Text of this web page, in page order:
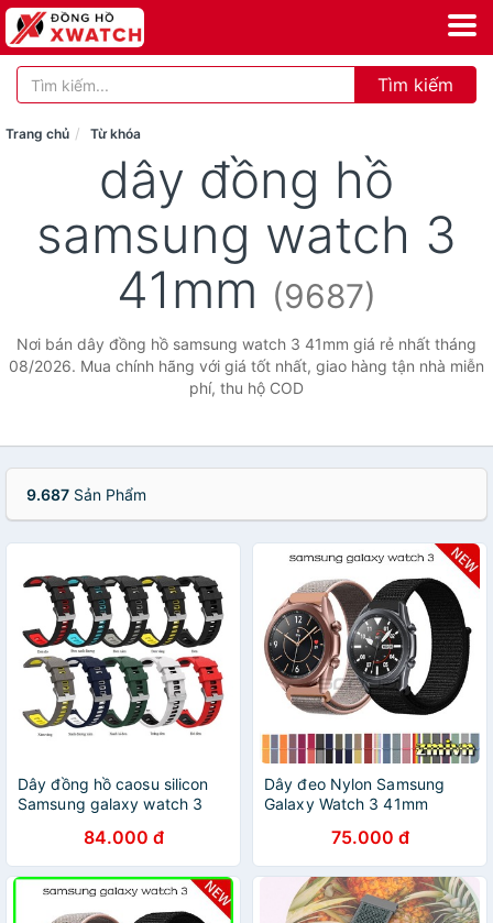
Tìm kiếm
Trang chủ Từ khóa
dây đồng hồ
samsung watch 3
41mm (9687)
Nơi bán dây đồng hồ samsung watch 3 41mm giá rẻ nhất tháng
08/2026. Mua chính hãng với giá tốt nhất, giao hàng tận nhà miễn
phí, thu hộ COD
9.687 Sản Phẩm
Dây đồng hồ caosu silicon
Samsung galaxy watch 3
84.000 đ
Dây đeo Nylon Samsung
Galaxy Watch 3 41mm
75.000 đ